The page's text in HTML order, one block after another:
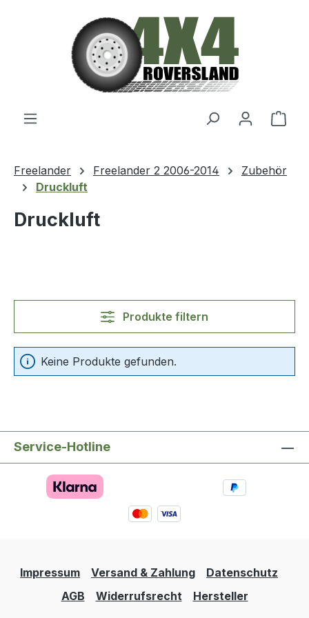
Zum Hauptinhalt springen
Freelander Freelander 2 2006-2014
Zubehör
Druckluft
Druckluft
Produkte filtern
Keine Produkte gefunden.
Service-Hotline
Impressum Versand & Zahlung
Datenschutz
AGB
Widerrufsrecht Hersteller